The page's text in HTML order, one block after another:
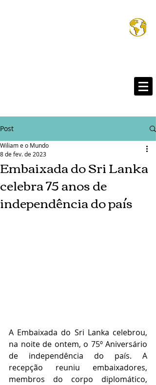
Wiliam e o Mund
Post
Embaixada do Sri Lanka
celebra 75 anos de
independência do país
Wiliam e o Mundo
8 de fev. de 2023
A Embaixada do Sri Lanka celebrou,
na noite de ontem, o 75º Aniversário
de independência do país. A
recepção reuniu embaixadores,
membros do corpo diplomático,